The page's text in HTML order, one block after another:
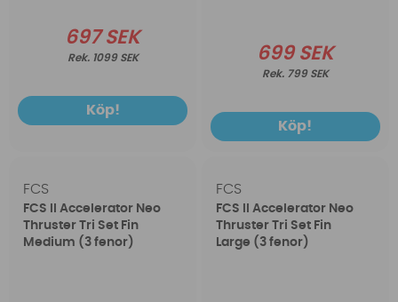
697 SEK
1099 SEK
Köp!
699 SEK
799 SEK
Köp!
FCS
FCS II Accelerator Neo
Thruster Tri Set Fin
Medium (3 fenor)
FCS
FCS II Accelerator Neo
Thruster Tri Set Fin
Large (3 fenor)